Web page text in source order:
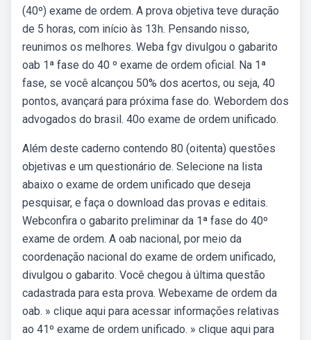
(40º) exame de ordem. A prova objetiva teve duração
de 5 horas, com início às 13h. Pensando nisso,
reunimos os melhores. Weba fgv divulgou o gabarito
oab 1ª fase do 40 º exame de ordem oficial. Na 1ª
fase, se você alcançou 50% dos acertos, ou seja, 40
pontos, avançará para próxima fase do. Webordem dos
advogados do brasil. 40o exame de ordem unificado.
Além deste caderno contendo 80 (oitenta) questões
objetivas e um questionário de. Selecione na lista
abaixo o exame de ordem unificado que deseja
pesquisar, e faça o download das provas e editais.
Webconfira o gabarito preliminar da 1ª fase do 40º
exame de ordem. A oab nacional, por meio da
coordenação nacional do exame de ordem unificado,
divulgou o gabarito. Você chegou à última questão
cadastrada para esta prova. Webexame de ordem da
oab. » clique aqui para acessar informações relativas
ao 41º exame de ordem unificado. » clique aqui para